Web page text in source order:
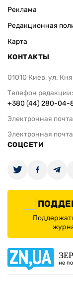
Реклама
Редакционная
Карта
КОНТАКТЫ
01010 Киев, ул.
Телефон редакции:
+380 (44) 280-04-
Электронная
Электронная
СОЦСЕТИ
не